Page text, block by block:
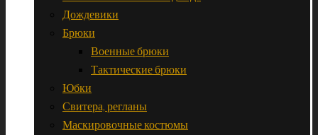
Дождевики
Брюки
Военные брюки
Тактические брюки
Юбки
Свитера, регланы
Маскировочные костюмы